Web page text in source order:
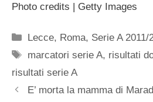
Photo credits | Getty Images
Categorie
Lecce, Roma, Serie A 2011/
Tag
marcatori serie A, risultati
risultati serie A
E’ morta la mamma di